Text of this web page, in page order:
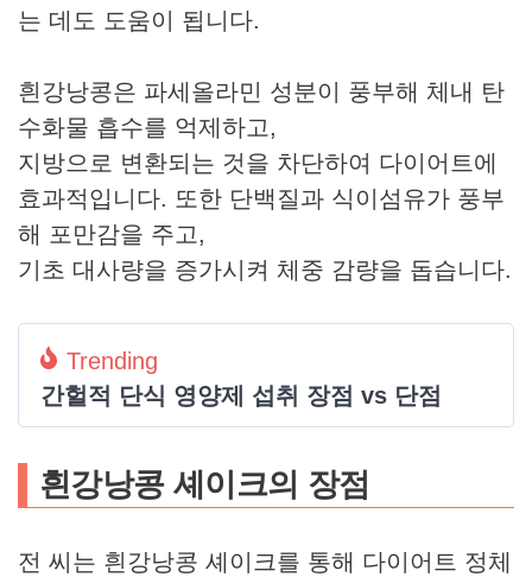
는 데도 도움이 됩니다.
흰강낭콩은 파세올라민 성분이 풍부해 체내 탄
수화물 흡수를 억제하고,
지방으로 변환되는 것을 차단하여 다이어트에
효과적입니다. 또한 단백질과 식이섬유가 풍부
해 포만감을 주고,
기초 대사량을 증가시켜 체중 감량을 돕습니다.
Trending
간헐적 단식 영양제 섭취 장점 vs 단점
흰강낭콩 셰이크의 장점
전 씨는 흰강낭콩 셰이크를 통해 다이어트 정체